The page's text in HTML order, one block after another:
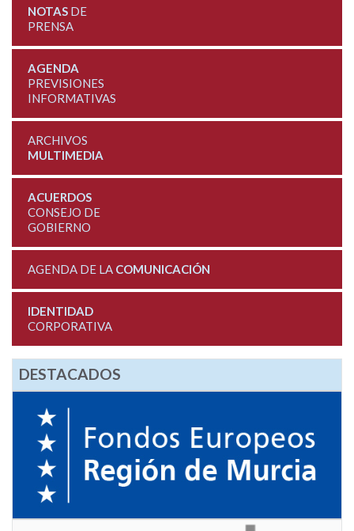
NOTASDE
PRENSA
AGENDA
PREVISIONES
INFORMATIVAS
ARCHIVOS
MULTIMEDIA
ACUERDOS
CONSEJO DE
GOBIERNO
AGENDA DE LA COMUNICACIÓN
IDENTIDAD
CORPORATIVA
DESTACADOS